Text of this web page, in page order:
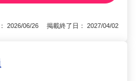
2026/06/26 掲載終了日： 2027/04/02